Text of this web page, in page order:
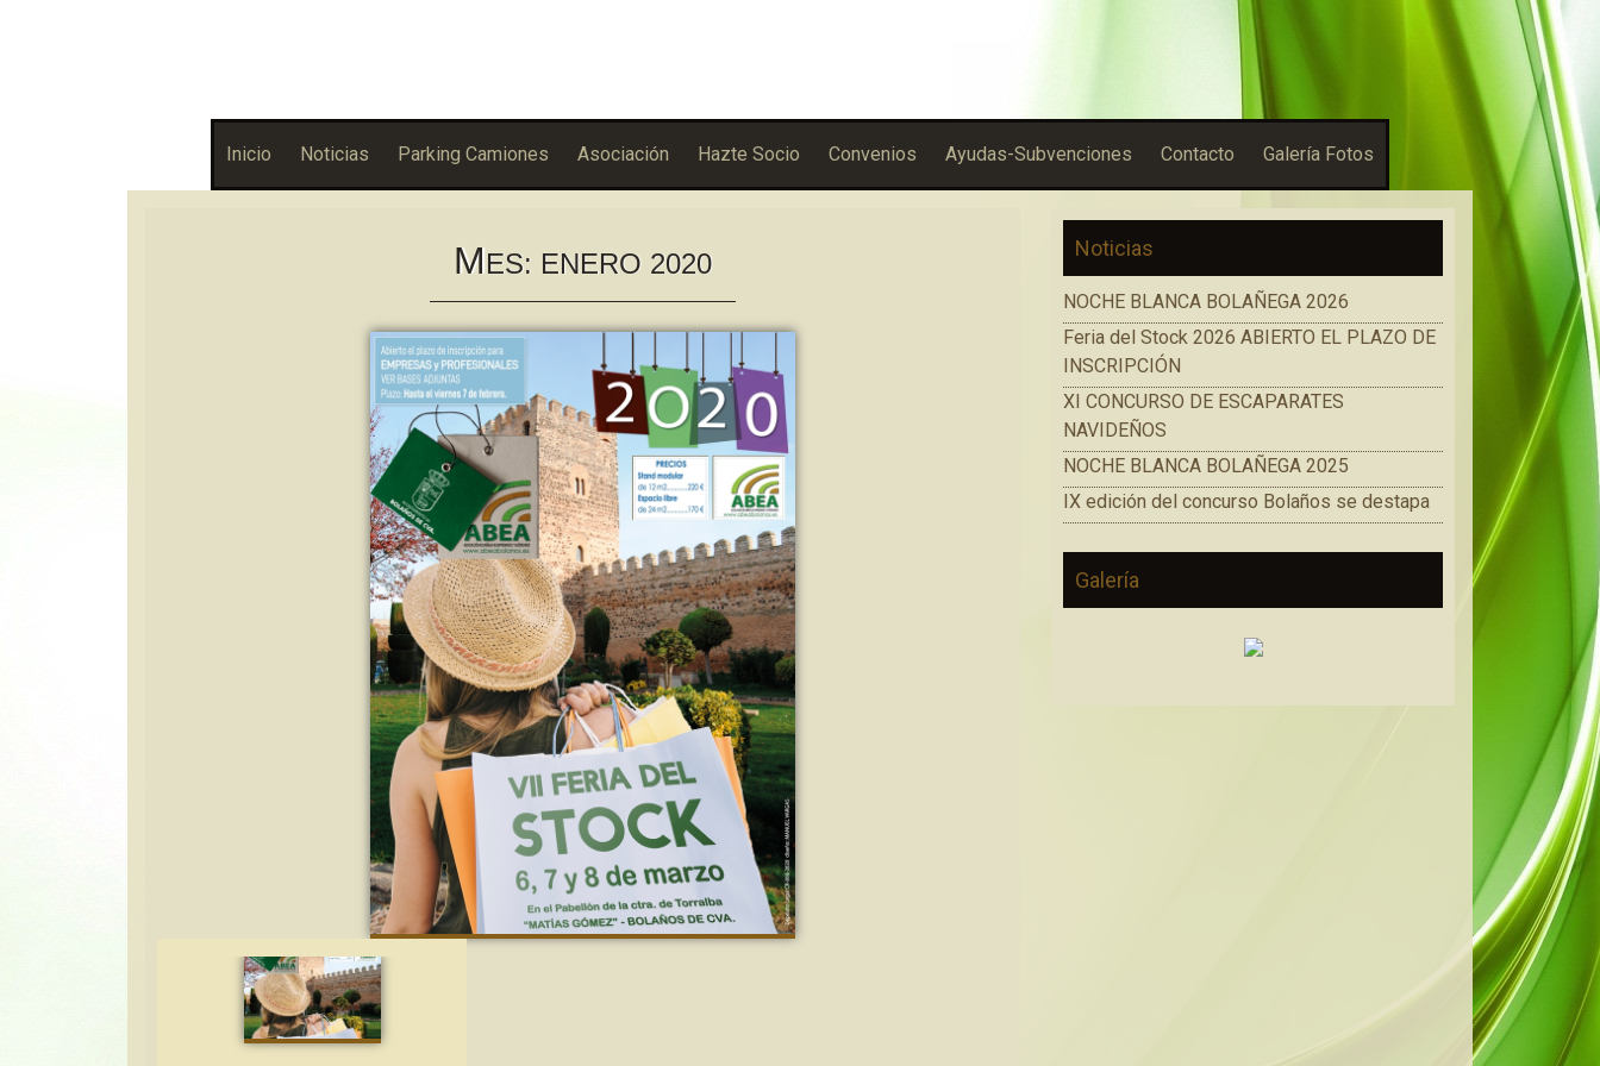
Inicio Noticias Parking Camiones Asociación Hazte Socio Convenios Ayudas-Subvenciones Contacto Galería Fotos
MES: ENERO 2020 Noticias
NOCHE BLANCA BOLAÑEGA 2026
Feria del Stock 2026 ABIERTO EL PLAZO DE
INSCRIPCIÓN
XI CONCURSO DE ESCAPARATES
NAVIDEÑOS
NOCHE BLANCA BOLAÑEGA 2025
IX edición del concurso Bolaños se destapa
Galería